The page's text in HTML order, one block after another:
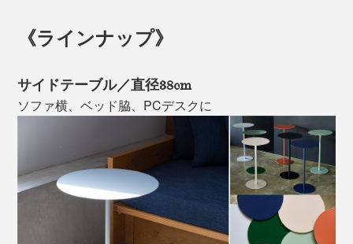
《ラインナップ》
サイドテーブル／直径38cm
ソファ横、ベッド脇、PCデスクに